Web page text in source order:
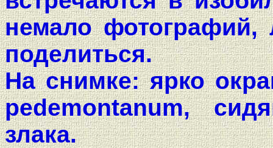
немало фотографий,
поделиться.
На снимке: ярко
pedemontanum,
злака.